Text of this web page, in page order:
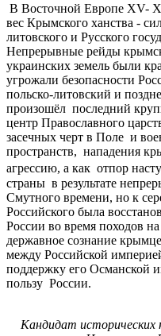
В Восточной Европе XV-
вес Крымского ханства -
литовского и Русского
Непрерывные рейды
украинских земель были
угрожали безопасности
польско-литовский и
произошёл последний
центр Православного
засечных черт в Поле и
пространств, нападения
агрессию, а как отпор
страны в результате
Смутного времени, но к
Российского была
России во время походов
державное сознание
между Российской
поддержку его Османской
пользу России.
Кандидат исторических